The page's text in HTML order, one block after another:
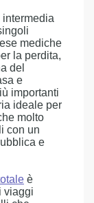
mediche
la perdita,
del
e
importanti
ideale per
molto
con un
e
è
viaggi